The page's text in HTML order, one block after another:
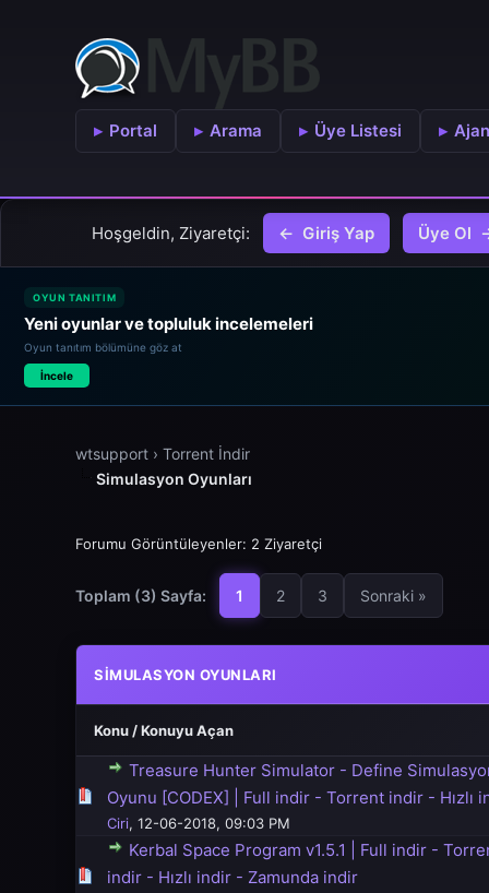
Portal Arama Üye Listesi
Hoşgeldin, Ziyaretçi: Giriş Yap Üye Ol
OYUN TANITIM
Yeni oyunlar ve topluluk incelemeleri
Oyun tanıtım bölümüne göz at
İncele
wtsupport › Torrent İndir
Simulasyon Oyunları
Forumu Görüntüleyenler: 2 Ziyaretçi
Toplam (3) Sayfa: 1 2 3 Sonraki »
SIMULASYON OYUNLARI
Konu /Konuyu Açan
Treasure Hunter Simulator - Define
Oyunu [CODEX] | Full indir - Torrent indir - Hızlı
Ciri, 12-06-2018, 09:03 PM
üzerinden 0 Oy - Toplam Ortalama 0 Oy Verilmiş
12345
Kerbal Space Program v1.5.1 | Full indir -
indir - Hızlı indir - Zamunda indir
üzerinden 0 Oy - Toplam Ortalama 0 Oy Verilmiş
12345